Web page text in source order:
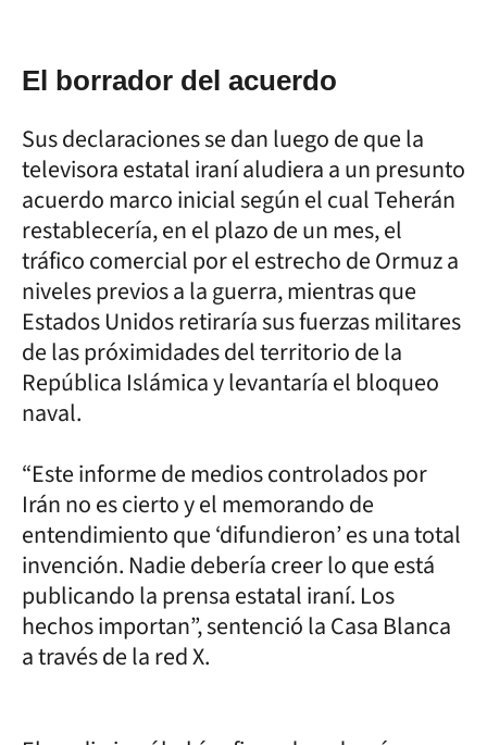
El borrador del acuerdo
Sus declaraciones se dan luego de que la
televisora estatal iraní aludiera a un presunto
acuerdo marco inicial según el cual Teherán
restablecería, en el plazo de un mes, el
tráfico comercial por el estrecho de Ormuz a
niveles previos a la guerra, mientras que
Estados Unidos retiraría sus fuerzas militares
de las próximidades del territorio de la
República Islámica y levantaría el bloqueo
naval.
“Este informe de medios controlados por
Irán no es cierto y el memorando de
entendimiento que ‘difundieron’ es una total
invención. Nadie debería creer lo que está
publicando la prensa estatal iraní. Los
hechos importan”, sentenció la Casa Blanca
a través de la red X.